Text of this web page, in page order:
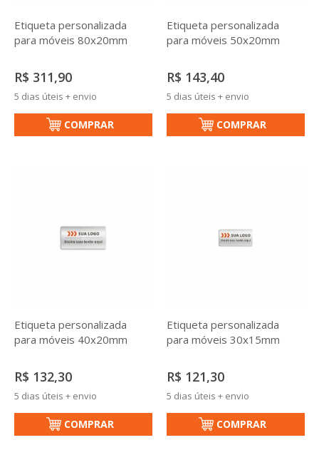
Etiqueta personalizada
para móveis 80x20mm
R$ 311,90
5 dias úteis + envio
COMPRAR
Etiqueta personalizada
para móveis 50x20mm
R$ 143,40
5 dias úteis + envio
COMPRAR
Etiqueta personalizada
para móveis 40x20mm
R$ 132,30
5 dias úteis + envio
COMPRAR
Etiqueta personalizada
para móveis 30x15mm
R$ 121,30
5 dias úteis + envio
COMPRAR